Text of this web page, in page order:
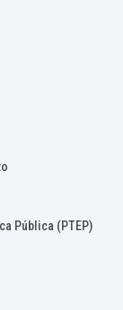
Pública (PTEP)